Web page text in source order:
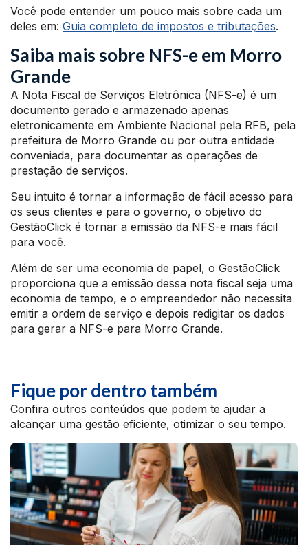
Você pode entender um pouco mais sobre cada um
deles em: Guia completo de impostos e tributações.
Saiba mais sobre NFS-e em Morro
Grande
A Nota Fiscal de Serviços Eletrônica (NFS-e) é um
documento gerado e armazenado apenas
eletronicamente em Ambiente Nacional pela RFB, pela
prefeitura de Morro Grande ou por outra entidade
conveniada, para documentar as operações de
prestação de serviços.
Seu intuito é tornar a informação de fácil acesso para
os seus clientes e para o governo, o objetivo do
GestãoClick é tornar a emissão da NFS-e mais fácil
para você.
Além de ser uma economia de papel, o GestãoClick
proporciona que a emissão dessa nota fiscal seja uma
economia de tempo, e o empreendedor não necessita
emitir a ordem de serviço e depois redigitar os dados
para gerar a NFS-e para Morro Grande.
Fique por dentro também
Confira outros conteúdos que podem te ajudar a
alcançar uma gestão eficiente, otimizar o seu tempo.